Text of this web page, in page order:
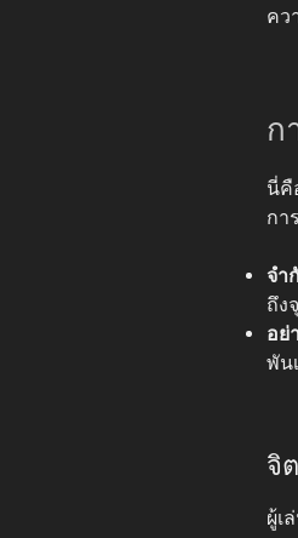
คว
ก
นี่คื
กา
จำ
ถึง
อย่
พัน
จิ
ผู้เ